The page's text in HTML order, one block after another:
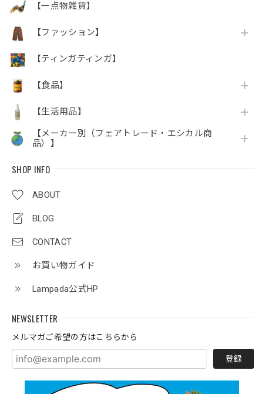
【一点物雑貨】
【ファッション】
【ティンガティンガ】
【食品】
【生活用品】
【メーカー別（フェアトレード・エシカル商
品）】
SHOP INFO
ABOUT
BLOG
CONTACT
お買い物ガイド
Lampada公式HP
NEWSLETTER
メルマガご希望の方はこちらから
登録